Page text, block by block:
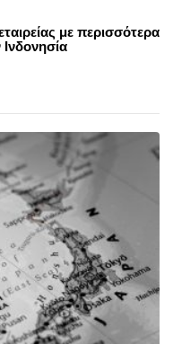
με περισσότερα